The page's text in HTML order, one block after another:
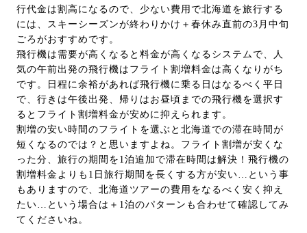
行代金は割高になるので、少ない費用で北海道を旅行する
には、スキーシーズンが終わりかけ＋春休み直前の3月中旬
ごろがおすすめです。
飛行機は需要が高くなると料金が高くなるシステムで、人
気の午前出発の飛行機はフライト割増料金は高くなりがち
です。日程に余裕があれば飛行機に乗る日はなるべく平日
で、行きは午後出発、帰りはお昼頃までの飛行機を選択す
るとフライト割増料金が安めに抑えられます。
割増の安い時間のフライトを選ぶと北海道での滞在時間が
短くなるのでは？と思いますよね。フライト割増が安くな
った分、旅行の期間を1泊追加で滞在時間は解決！飛行機の
割増料金よりも1日旅行期間を長くする方が安い…という事
もありますので、北海道ツアーの費用をなるべく安く抑え
たい…という場合は＋1泊のパターンも合わせて確認してみ
てくださいね。